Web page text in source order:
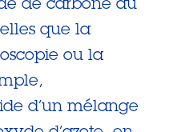
que la
ou la
d’un mélange